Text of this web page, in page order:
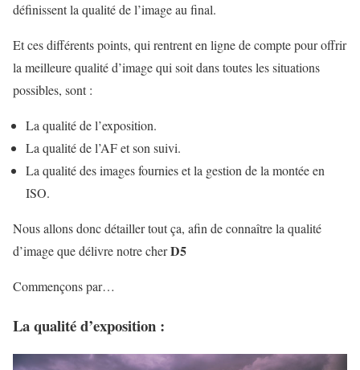
définissent la qualité de l’image au final.
Et ces différents points, qui rentrent en ligne de compte pour offrir
la meilleure qualité d’image qui soit dans toutes les situations
possibles, sont :
La qualité de l’exposition.
La qualité de l’AF et son suivi.
La qualité des images fournies et la gestion de la montée en
ISO.
Nous allons donc détailler tout ça, afin de connaître la qualité
d’image que délivre notre cherD5
Commençons par…
La qualité d’exposition :